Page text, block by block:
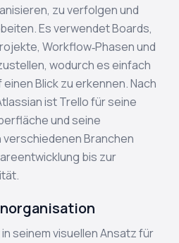
zu verfolgen und
Es verwendet Boards,
Workflow‑Phasen und
wodurch es einfach
Blick zu erkennen. Nach
ist Trello für seine
und seine
Branchen
bis zur
seinem visuellen Ansatz für